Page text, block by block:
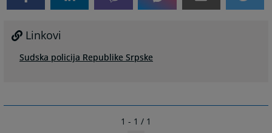
Linkovi
Sudska policija Republike Srpske
1 - 1 / 1